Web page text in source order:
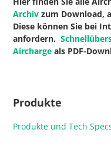
Archiv zum Download,
Diese können Sie bei
anfordern.
Aircharge als PDF-
Produkte
Produkte und Tech